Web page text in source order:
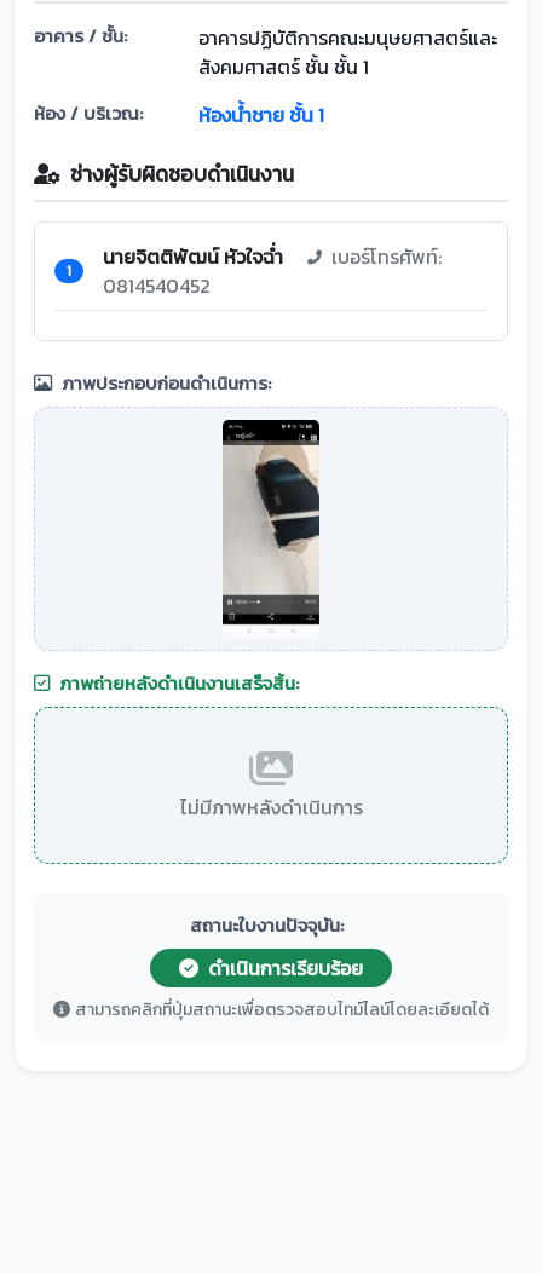
อาคาร / ชั้น:
อาคารปฏิบัติการคณะมนุษยศาสตร์และ
สังคมศาสตร์ ชั้น ชั้น 1
ห้อง / บริเวณ: ห้องน้ำชาย ชั้น 1
ช่างผู้รับผิดชอบดำเนินงาน
1 นายจิตติพัฒน์ หัวใจฉ่ำ
เบอร์โทรศัพท์:
0814540452
ภาพประกอบก่อนดำเนินการ:
ภาพถ่ายหลังดำเนินงานเสร็จสิ้น:
ไม่มีภาพหลังดำเนินการ
สถานะใบงานปัจจุบัน:
ดำเนินการเรียบร้อย
สามารถคลิกที่ปุ่มสถานะเพื่อตรวจสอบไทม์ไลน์โดยละเอียดได้